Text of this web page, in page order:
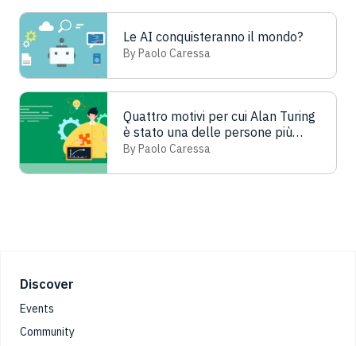
Le AI conquisteranno il mondo?
By Paolo Caressa
Quattro motivi per cui Alan Turing
è stato una delle persone più
importanti del XX secolo
By Paolo Caressa
Footer
Discover
Events
Community